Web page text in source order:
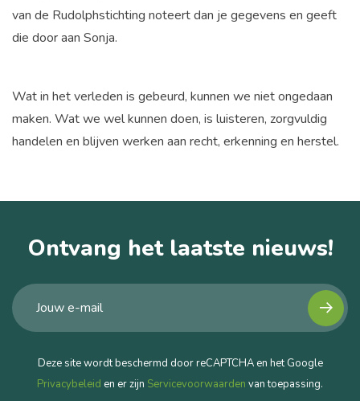
van de Rudolphstichting noteert dan je gegevens en geeft
die door aan Sonja.
Wat in het verleden is gebeurd, kunnen we niet ongedaan
maken. Wat we wel kunnen doen, is luisteren, zorgvuldig
handelen en blijven werken aan recht, erkenning en herstel.
Ontvang het laatste nieuws!
Deze site wordt beschermd door reCAPTCHA en het Google
Privacybeleid en er zijn Servicevoorwaarden van toepassing.